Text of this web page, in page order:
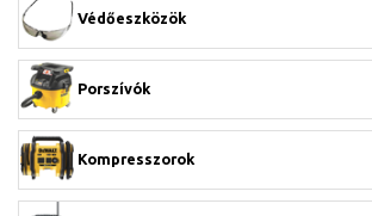
Védőeszközök
Porszívók
Kompresszorok